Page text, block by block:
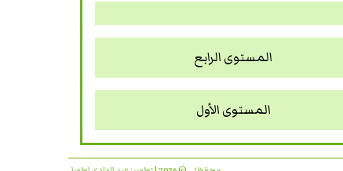
المستوى الرابع
المستوى الأول